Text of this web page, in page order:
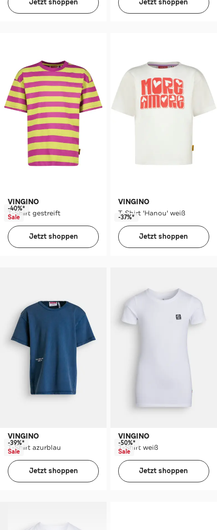
Jetzt shoppen Jetzt shoppen
VINGINO
T-Shirt gestreift
-40%*
Sale
Jetzt shoppen
VINGINO
T-Shirt 'Hanou' weiß
-37%*
Jetzt shoppen
VINGINO
T-Shirt azurblau
-39%*
Sale
Jetzt shoppen
VINGINO
T-Shirt weiß
-50%*
Sale
Jetzt shoppen